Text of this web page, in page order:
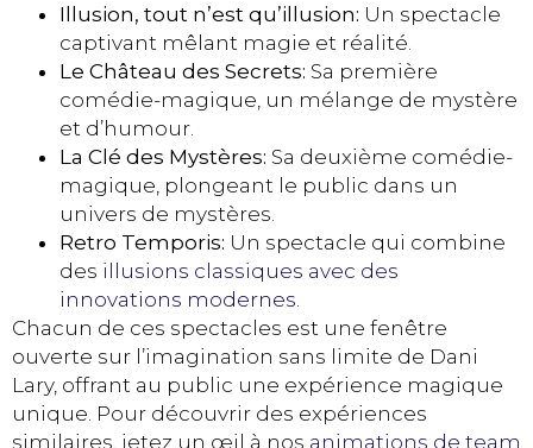
Illusion, tout n’est qu’illusion: Un spectacle
captivant mêlant magie et réalité.
Le Château des Secrets: Sa première
comédie-magique, un mélange de mystère
et d’humour.
La Clé des Mystères: Sa deuxième comédie-
magique, plongeant le public dans un
univers de mystères.
Retro Temporis: Un spectacle qui combine
des illusions classiques avec des
innovations modernes
Chacun de ces spectacles est une fenêtre
ouverte sur l’imagination sans limite de Dani
Lary, offrant au public une expérience magique
unique. Pour découvrir des expériences
similaires, jetez un œil à nos animations de team